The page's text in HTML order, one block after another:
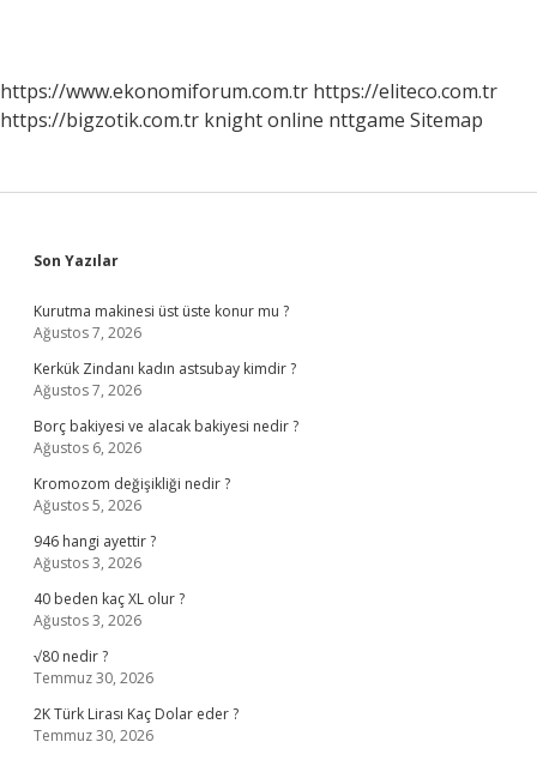
Nelerdir
https://www.ekonomiforum.com.tr https://eliteco.com.tr
https://bigzotik.com.tr knight online nttgame Sitemap
Sidebar
Son Yazılar
Kurutma makinesi üst üste konur mu ?
Ağustos 7, 2026
Kerkük Zindanı kadın astsubay kimdir ?
Ağustos 7, 2026
Borç bakiyesi ve alacak bakiyesi nedir ?
Ağustos 6, 2026
Kromozom değişikliği nedir ?
Ağustos 5, 2026
946 hangi ayettir ?
Ağustos 3, 2026
40 beden kaç XL olur ?
Ağustos 3, 2026
√80 nedir ?
Temmuz 30, 2026
2K Türk Lirası Kaç Dolar eder ?
Temmuz 30, 2026